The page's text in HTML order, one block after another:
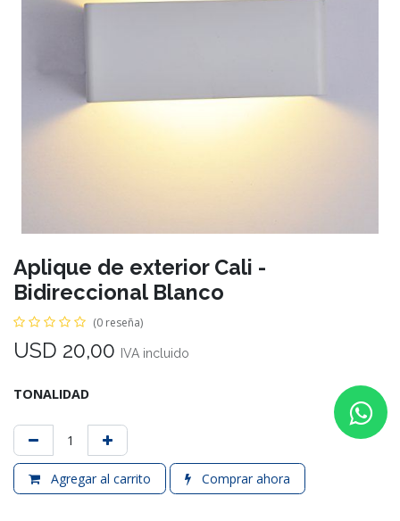
Aplique de exterior Cali -
Bidireccional Blanco
(0 reseña)
USD 20,00 IVA incluido
TONALIDAD
Agregar al carrito Comprar ahora